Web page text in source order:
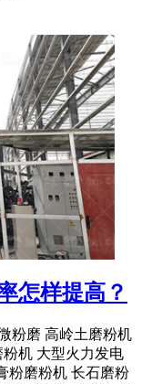
怎样提高？
粉磨 高岭土磨粉机
机 大型火力发电
粉磨粉机 长石磨粉